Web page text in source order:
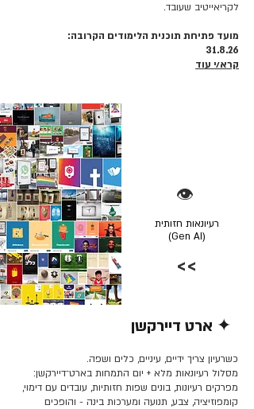
לקריאייטיב שעובד.
מועד פתיחת תוכנית הלימודים הקרובה:
31.8.26
קרא/י עוד
👁️
רעיונאות חזותית
(Gen AI)
>>
✦ ארט דיירקשן
כשרעיון צריך ידיים, עיניים, כלים ושפה.
מסלול רעיונאות מלא + יום התמחות בארט־דיירקשן:
מפרקים רעיונות, בונים שפות חזותיות, עובדים עם דימוי,
קומפוזיציה, צבע, תנועה ומערכות בינה - והופכים